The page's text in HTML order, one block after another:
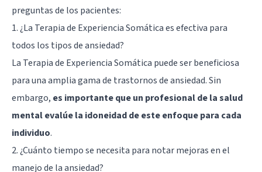
preguntas de los pacientes:
1. ¿La Terapia de Experiencia Somática es efectiva para
todos los tipos de ansiedad?
La Terapia de Experiencia Somática puede ser beneficiosa
para una amplia gama de trastornos de ansiedad. Sin
embargo, es importante que un profesional de la salud
mental evalúe la idoneidad de este enfoque para cada
individuo.
2. ¿Cuánto tiempo se necesita para notar mejoras en el
manejo de la ansiedad?